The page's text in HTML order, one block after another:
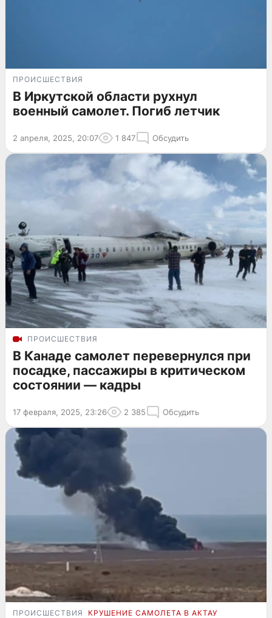
ПРОИСШЕСТВИЯ
В Иркутской области рухнул
военный самолет. Погиб летчик
2 апреля, 2025, 20:07 1 847 Обсудить
ПРОИСШЕСТВИЯ
В Канаде самолет перевернулся при
посадке, пассажиры в критическом
состоянии — кадры
17 февраля, 2025, 23:26 2 385 Обсудить
ПРОИСШЕСТВИЯ КРУШЕНИЕ САМОЛЕТА В АКТАУ